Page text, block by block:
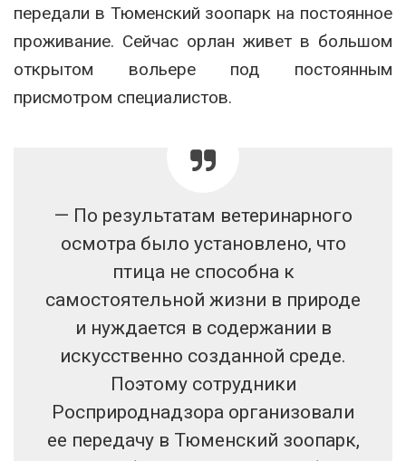
передали в Тюменский зоопарк на постоянное
проживание. Сейчас орлан живет в большом
открытом вольере под постоянным
присмотром специалистов.
— По результатам ветеринарного
осмотра было установлено, что
птица не способна к
самостоятельной жизни в природе
и нуждается в содержании в
искусственно созданной среде.
Поэтому сотрудники
Росприроднадзора организовали
ее передачу в Тюменский зоопарк,